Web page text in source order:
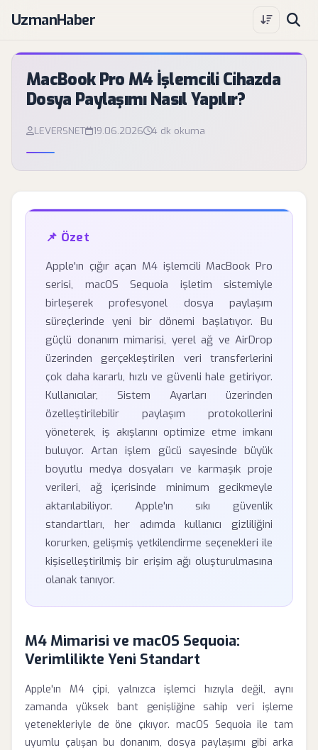
UzmanHaber
MacBook Pro M4 İşlemcili Cihazda
Dosya Paylaşımı Nasıl Yapılır?
LEVERSNET 19.06.2026 4 dk okuma
📌 Özet
Apple'ın çığır açan M4 işlemcili MacBook Pro
serisi, macOS Sequoia işletim sistemiyle
birleşerek profesyonel dosya paylaşım
süreçlerinde yeni bir dönemi başlatıyor. Bu
güçlü donanım mimarisi, yerel ağ ve AirDrop
üzerinden gerçekleştirilen veri transferlerini
çok daha kararlı, hızlı ve güvenli hale getiriyor.
Kullanıcılar, Sistem Ayarları üzerinden
özelleştirilebilir paylaşım protokollerini
yöneterek, iş akışlarını optimize etme imkanı
buluyor. Artan işlem gücü sayesinde büyük
boyutlu medya dosyaları ve karmaşık proje
verileri, ağ içerisinde minimum gecikmeyle
aktarılabiliyor. Apple'ın sıkı güvenlik
standartları, her adımda kullanıcı gizliliğini
korurken, gelişmiş yetkilendirme seçenekleri ile
kişiselleştirilmiş bir erişim ağı oluşturulmasına
olanak tanıyor.
M4 Mimarisi ve macOS Sequoia:
Verimlilikte Yeni Standart
Apple'ın M4 çipi, yalnızca işlemci hızıyla değil, aynı
zamanda yüksek bant genişliğine sahip veri işleme
yetenekleriyle de öne çıkıyor. macOS Sequoia ile tam
uyumlu çalışan bu donanım, dosya paylaşımı gibi arka